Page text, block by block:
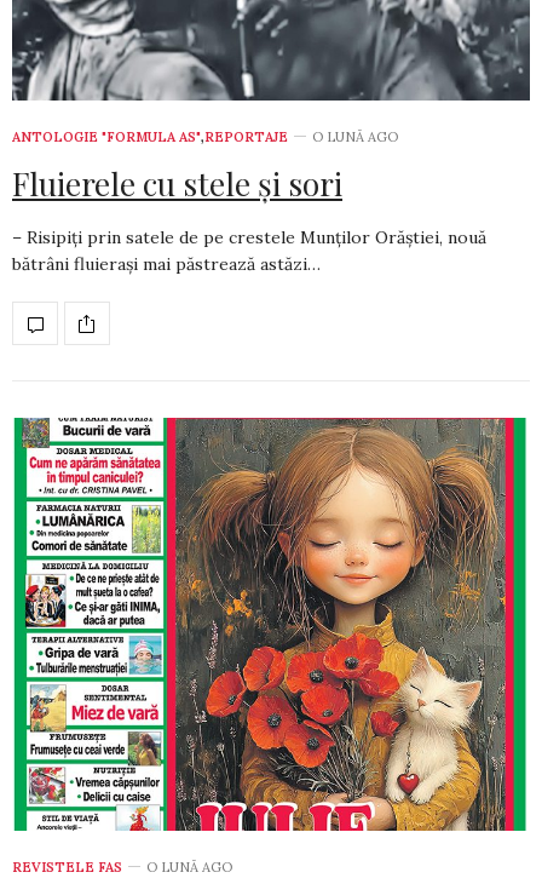
ANTOLOGIE "FORMULA AS",REPORTAJE O LUNĂ AGO
Fluierele cu stele şi sori
– Risipiţi prin satele de pe crestele Munţilor Orăştiei, nouă
bătrâni fluieraşi mai păstrează astăzi…
REVISTELE FAS O LUNĂ AGO